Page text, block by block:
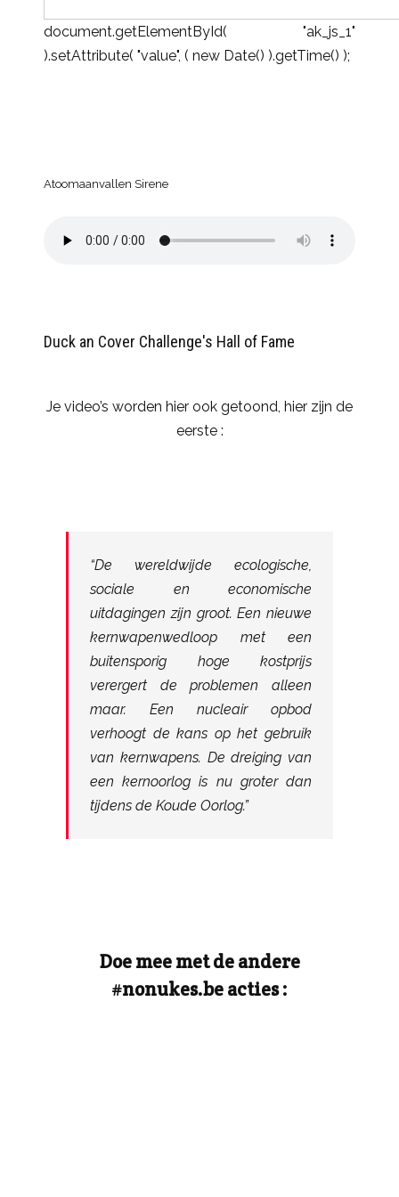
document.getElementById( "ak_js_1"
).setAttribute( "value", ( new Date() ).getTime() );
Atoomaanvallen Sirene
Duck an Cover Challenge's Hall of Fame
Je video’s worden hier ook getoond, hier zijn de
eerste :
“De wereldwijde ecologische,
sociale en economische
uitdagingen zijn groot. Een nieuwe
kernwapenwedloop met een
buitensporig hoge kostprijs
verergert de problemen alleen
maar. Een nucleair opbod
verhoogt de kans op het gebruik
van kernwapens. De dreiging van
een kernoorlog is nu groter dan
tijdens de Koude Oorlog.”
Doe mee met de andere
#nonukes.be acties :